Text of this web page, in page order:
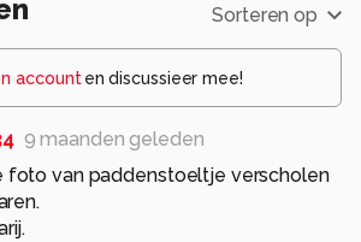
Sorteren op
account en discussieer mee!
9 maanden geleden
foto van paddenstoeltje verscholen